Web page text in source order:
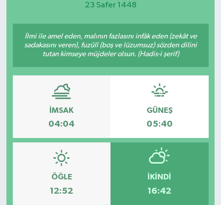
23 Safer 1448
İlmi ile amel eden, malının fazlasını infâk eden (zekât ve
sadakasını veren), fuzûlî (boş ve lüzumsuz) sözden dilini
tutan kimseye müjdeler olsun. (Hadis-i şerif)
İMSAK
04:04
GÜNEŞ
05:40
ÖĞLE
12:52
İKINDI
16:42